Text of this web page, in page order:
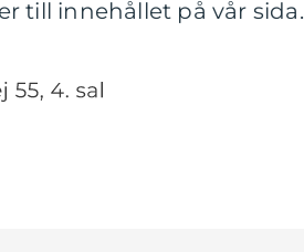
till innehållet på vår sida.